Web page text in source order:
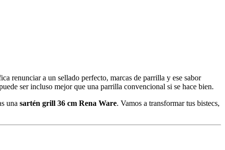
renunciar a un sellado perfecto, marcas de parrilla y ese sabor
ser incluso mejor que una parrilla convencional si se hace bien.
una sartén grill 36 cm Rena Ware. Vamos a transformar tus bistecs,